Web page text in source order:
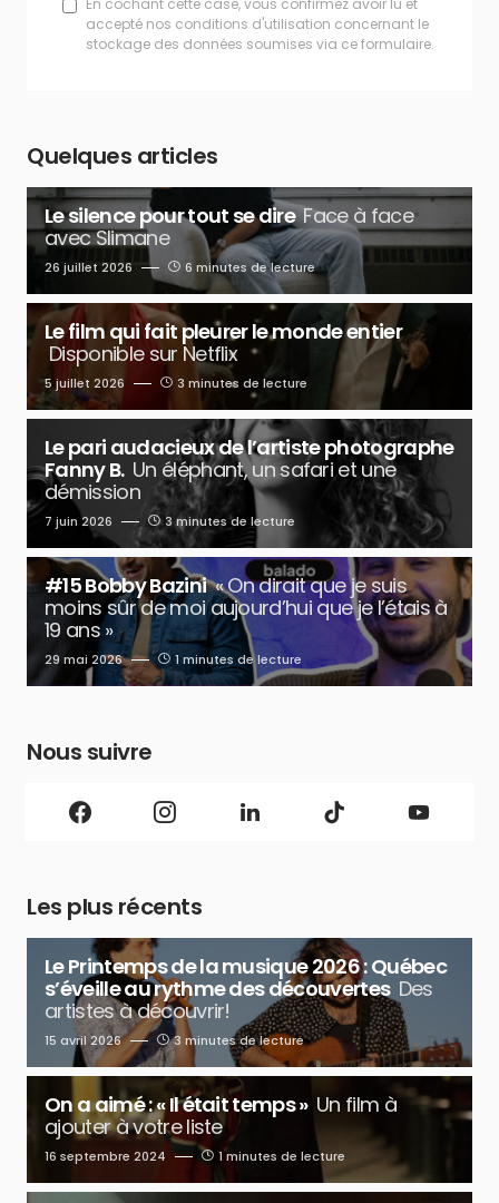
En cochant cette case, vous confirmez avoir lu et
accepté nos conditions d'utilisation concernant le
stockage des données soumises via ce formulaire.
Quelques articles
Le silence pour tout se dire Face à face
avec Slimane
26 juillet 2026 6 minutes de lecture
Le film qui fait pleurer le monde entier
Disponible sur Netflix
5 juillet 2026 3 minutes de lecture
Le pari audacieux de l’artiste photographe
Fanny B. Un éléphant, un safari et une
démission
7 juin 2026 3 minutes de lecture
#15 Bobby Bazini « On dirait que je suis
moins sûr de moi aujourd’hui que je l’étais à
19 ans »
29 mai 2026 1 minutes de lecture
Nous suivre
Les plus récents
Le Printemps de la musique 2026 : Québec
s’éveille au rythme des découvertes Des
artistes à découvrir!
15 avril 2026 3 minutes de lecture
On a aimé : « Il était temps » Un film à
ajouter à votre liste
16 septembre 2024 1 minutes de lecture